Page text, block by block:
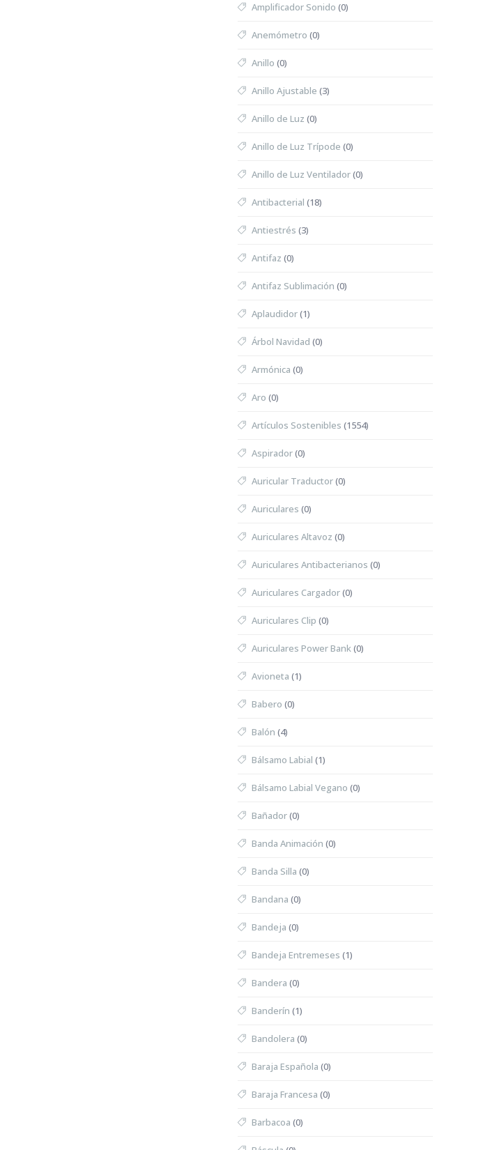
Amplificador Sonido (0)
Anemómetro (0)
Anillo (0)
Anillo Ajustable (3)
Anillo de Luz (0)
Anillo de Luz Trípode (0)
Anillo de Luz Ventilador(0)
Antibacterial (18)
Antiestrés (3)
Antifaz (0)
Antifaz Sublimación (0)
Aplaudidor(1)
Árbol Navidad (0)
Armónica (0)
Aro (0)
Artículos Sostenibles (1554)
Aspirador(0)
Auricular Traductor(0)
Auriculares (0)
Auriculares Altavoz (0)
Auriculares Antibacterianos (0)
Auriculares Cargador(0)
Auriculares Clip (0)
Auriculares Power Bank(0)
Avioneta (1)
Babero (0)
Balón (4)
Bálsamo Labial (1)
Bálsamo Labial Vegano (0)
Bañador(0)
Banda Animación (0)
Banda Silla (0)
Bandana (0)
Bandeja (0)
Bandeja Entremeses (1)
Bandera (0)
Banderín (1)
Bandolera (0)
Baraja Española (0)
Baraja Francesa (0)
Barbacoa (0)